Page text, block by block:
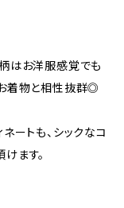
はお洋服感覚でも
着物と相性抜群◎
ートも、シックなコ
ます。